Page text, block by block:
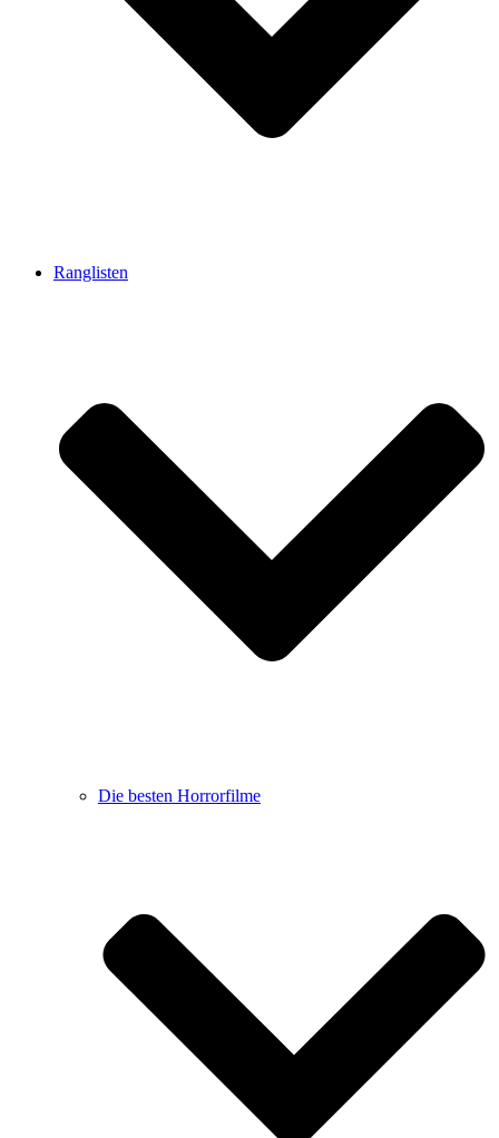
Ranglisten
Die besten Horrorfilme